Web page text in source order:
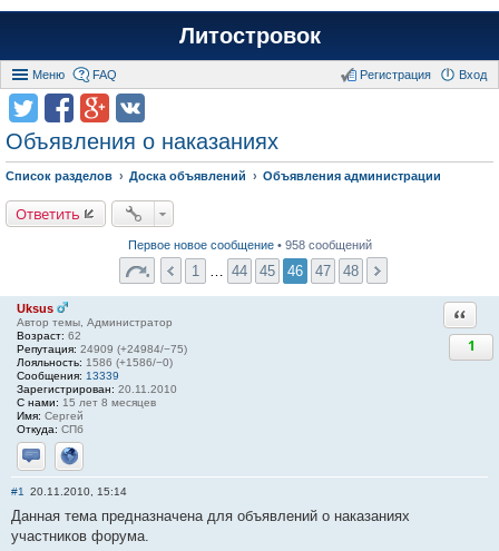
Литостровок
Меню FAQ Вход
Регистрация
Объявления о наказаниях
Список разделов Доска объявлений Объявления администрации
Ответить
Первое новое сообщение• 958 сообщений
1 44 45 46 47 48
Uksus
Автор темы, Администратор
Возраст: 62
Репутация: 24909 (+24984/−75)
Лояльность: 1586 (+1586/−0)
Сообщения: 13339
Зарегистрирован: 20.11.2010
С нами: 15 лет 8 месяцев
Имя: Сергей
Откуда: СПб
Отправить личное сообщение
Сайт
1
#1 20.11.2010, 15:14
Данная тема предназначена для объявлений о наказаниях
участников форума.